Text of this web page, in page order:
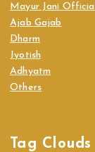
Mayur Jani Official
Ajab Gajab
Dharm
Jyotish
Adhyatm
Others
Tag Clouds